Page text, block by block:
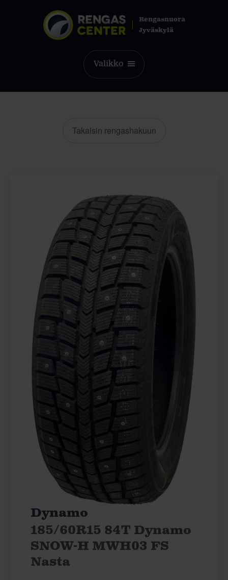
Rengasnuora
Jyväskylä
Valikko
Takaisin rengashakuun
Dynamo
185/60R15 84T Dynamo
SNOW-H MWH03 FS
Nasta